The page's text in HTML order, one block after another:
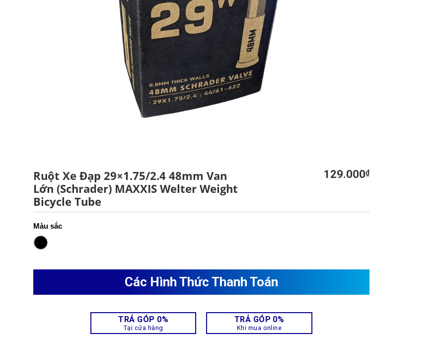
Ruột Xe Đạp 29×1.75/2.4 48mm Van
Lớn (Schrader) MAXXIS Welter Weight
Bicycle Tube
129.000₫
Màu sắc
Các Hình Thức Thanh Toán
TRẢ GÓP 0%
Tại cửa hàng
TRẢ GÓP 0%
Khi mua online